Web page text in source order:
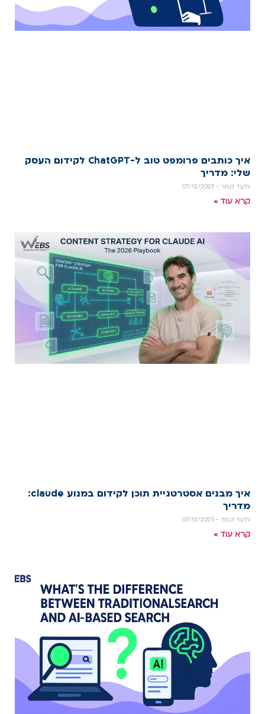
איך כותבים פרומפט טוב ל-ChatGPT לקידום העסק
שלי: מדריך
גלעד קמר
קרא עוד »
איך מבנים אסטרטגיית תוכן לקידום במנוע claude:
מדריך
גלעד קמר
קרא עוד »